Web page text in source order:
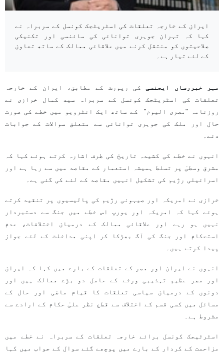
ایران کے خارجہ تعلقات کی اسٹریٹجک کونسل کے سربراہ نے
کہا کہ تہران جوہری توانائی کی سائنسی اور تکنیکی
صلاحیتوں کو منتقل کرنے میں علاقائی ممالک کے ساتھ تعاون
کے لئے تیار ہے۔
مہر خبررساں ایجنسیکی رپورٹ کے مطابق، ایران کے خارجہ
تعلقات کی اسٹریٹجک کونسل کے سربراہ سید کمال خرازی نے
روزنامہ "مصری الیوم" کے ساتھ ایک انٹرویو میں خطے کی صورت
حال اور ملک کی جوہری توانائی سے متعلق سوالات کے جوابات
دئے۔
انہوں نے خطے کی کشیدہ تاریخ کی طرف اشارہ کرتے ہوئے کہا کہ
مشرق وسطیٰ پر تسلط ہمیشہ استعمار کے مقاصد میں سے رہا ہے اور
اسرائیلی رژیم کی تشکیل انہیں مقاصد کے لئے کی گئی ہے۔
خرازی نے امریکہ اور صیہونی رژیم کی پالیسیوں پر تنقید کرتے
ہوئے کہا کہ امریکہ اور یورپ اس خطے میں جنگ سے دستبردار
نہیں ہو رہے اور علاقائی ممالک کے درمیان اختلافات، عدم
استحکام اور جنگ کی آگ بھڑکا کر اپنی مداخلت کے لئے جواز
پیدا کرتے ہیں۔
انہوں نے ایران اور مصر کے تعلقات کے بارے میں کہا کہ ایران
اور مصر عظیم تہذیبی ورثے کے حامل دو بڑے ممالک ہیں اور
دونوں کے درمیان سیاسی تعلقات کا قیام ماضی اور حال کے
مسائل میں کسی قسم کے اختلاف سے قطع نظر علیٰ حکام کے ارادے سے
مشروط ہے۔
اسٹرٹیجک کونسل برائے خارجہ تعلقات کے سربراہ نے خطے میں
مزاحمت کے کردار کے بارے میں پوچھے گئے سوال کے جواب میں کہا